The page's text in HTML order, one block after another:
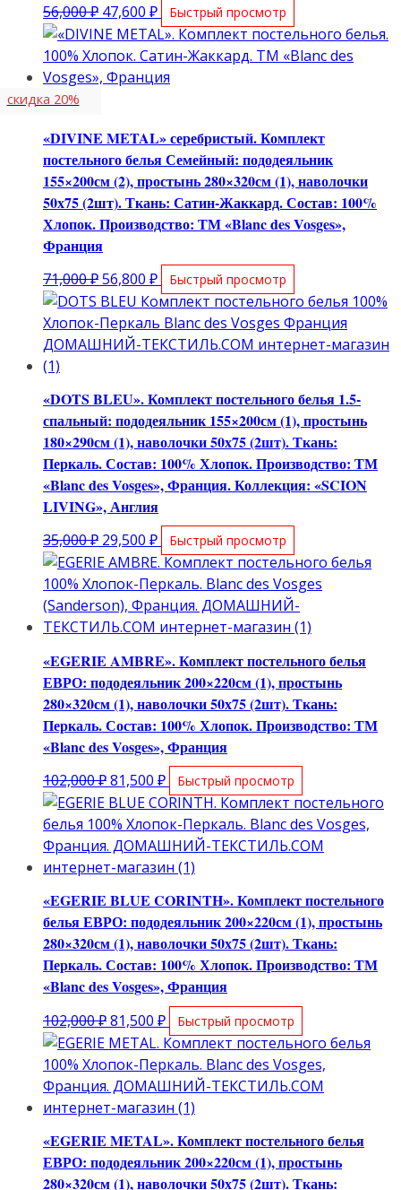
56,000₽ Первоначальная
цена
составляла
56,000 ₽.
47,600 ₽Текущая
цена:
47,600 ₽.
Быстрый просмотр
скидка 20%
«DIVINE METAL» серебристый. Комплект
постельного белья Семейный: пододеяльник
155×200см (2), простынь 280×320см (1), наволочки
50х75 (2шт). Ткань: Сатин-Жаккард. Состав: 100%
Хлопок. Производство: ТМ «Blanc des Vosges»,
Франция
71,000₽Первоначальная
цена
составляла
71,000 ₽.
56,800 ₽Текущая
цена:
56,800 ₽.
Быстрый просмотр
«DOTS BLEU». Комплект постельного белья 1.5-
спальный: пододеяльник 155×200см (1), простынь
180×290см (1), наволочки 50х75 (2шт). Ткань:
Перкаль. Состав: 100% Хлопок. Производство: ТМ
«Blanc des Vosges», Франция. Коллекция: «SCION
LIVING», Англия
35,000₽ Первоначальная
цена
составляла
35,000 ₽.
29,500 ₽Текущая
цена:
29,500 ₽.
Быстрый просмотр
«EGERIE AMBRE». Комплект постельного белья
ЕВРО: пододеяльник 200×220см (1), простынь
280×320см (1), наволочки 50х75 (2шт). Ткань:
Перкаль. Состав: 100% Хлопок. Производство: ТМ
«Blanc des Vosges», Франция
102,000₽Первоначальная
цена
составляла
102,000 ₽.
81,500 ₽Текущая
цена:
81,500 ₽.
Быстрый просмотр
«EGERIE BLUE CORINTH». Комплект постельного
белья ЕВРО: пододеяльник 200×220см (1), простынь
280×320см (1), наволочки 50х75 (2шт). Ткань:
Перкаль. Состав: 100% Хлопок. Производство: ТМ
«Blanc des Vosges», Франция
102,000₽Первоначальная
цена
составляла
102,000 ₽.
81,500 ₽Текущая
цена:
81,500 ₽.
Быстрый просмотр
«EGERIE METAL». Комплект постельного белья
ЕВРО: пододеяльник 200×220см (1), простынь
280×320см (1), наволочки 50х75 (2шт). Ткань: